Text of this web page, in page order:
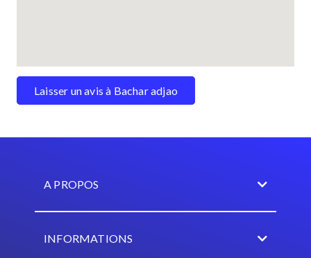
Laisser un avis à Bachar adjao
A PROPOS
INFORMATIONS